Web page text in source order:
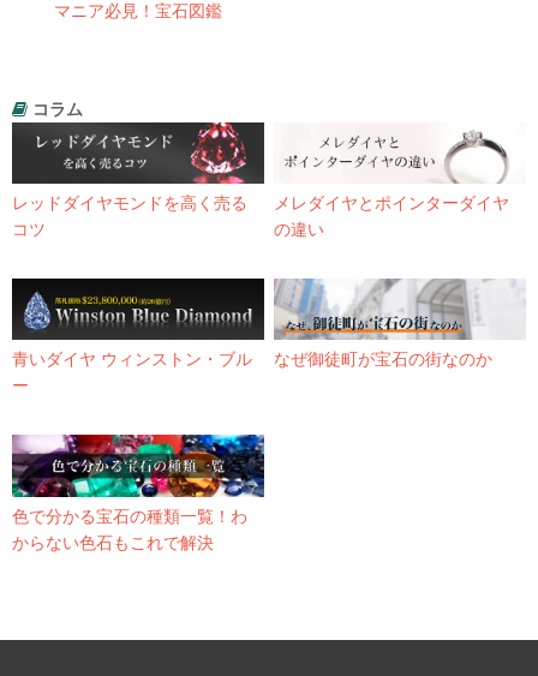
マニア必見！宝石図鑑
コラム
レッドダイヤモンドを高く売る
コツ
メレダイヤとポインターダイヤ
の違い
青いダイヤ ウィンストン・ブル
ー
なぜ御徒町が宝石の街なのか
色で分かる宝石の種類一覧！わ
からない色石もこれで解決